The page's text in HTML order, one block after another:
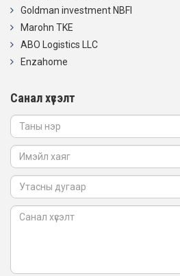
Goldman investment NBFI
Marohn TKE
ABO Logistics LLC
Enzahome
Санал хүсэлт